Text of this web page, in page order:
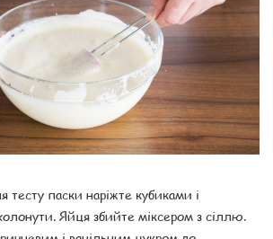
паски наріжте кубиками і
Яйця збийте міксером з сіллю.